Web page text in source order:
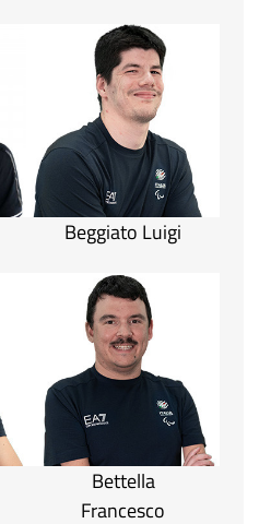
Beggiato Luigi
Bettella
Francesco